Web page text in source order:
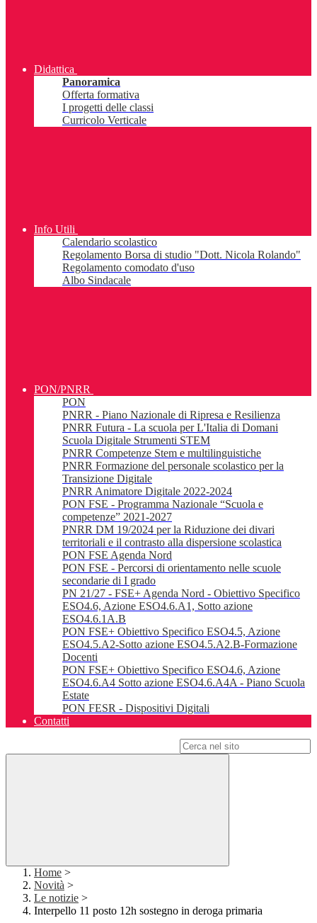
Didattica
Panoramica
Offerta formativa
I progetti delle classi
Curricolo Verticale
Info Utili
Calendario scolastico
Regolamento Borsa di studio "Dott. Nicola Rolando"
Regolamento comodato d'uso
Albo Sindacale
PON/PNRR
PON
PNRR - Piano Nazionale di Ripresa e Resilienza
PNRR Futura - La scuola per L'Italia di Domani
Scuola Digitale Strumenti STEM
PNRR Competenze Stem e multilinguistiche
PNRR Formazione del personale scolastico per la
Transizione Digitale
PNRR Animatore Digitale 2022-2024
PON FSE - Programma Nazionale “Scuola e
competenze” 2021-2027
PNRR DM 19/2024 per la Riduzione dei divari
territoriali e il contrasto alla dispersione scolastica
PON FSE Agenda Nord
PON FSE - Percorsi di orientamento nelle scuole
secondarie di I grado
PN 21/27 - FSE+ Agenda Nord - Obiettivo Specifico
ESO4.6, Azione ESO4.6.A1, Sotto azione
ESO4.6.1A.B
PON FSE+ Obiettivo Specifico ESO4.5, Azione
ESO4.5.A2-Sotto azione ESO4.5.A2.B-Formazione
Docenti
PON FSE+ Obiettivo Specifico ESO4.6, Azione
ESO4.6.A4 Sotto azione ESO4.6.A4A - Piano Scuola
Estate
PON FESR - Dispositivi Digitali
Contatti
Home >
Novità >
Le notizie >
Interpello 11 posto 12h sostegno in deroga primaria